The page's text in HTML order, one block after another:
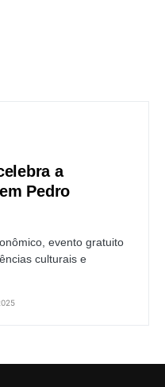
a
Pedro
evento gratuito
culturais e